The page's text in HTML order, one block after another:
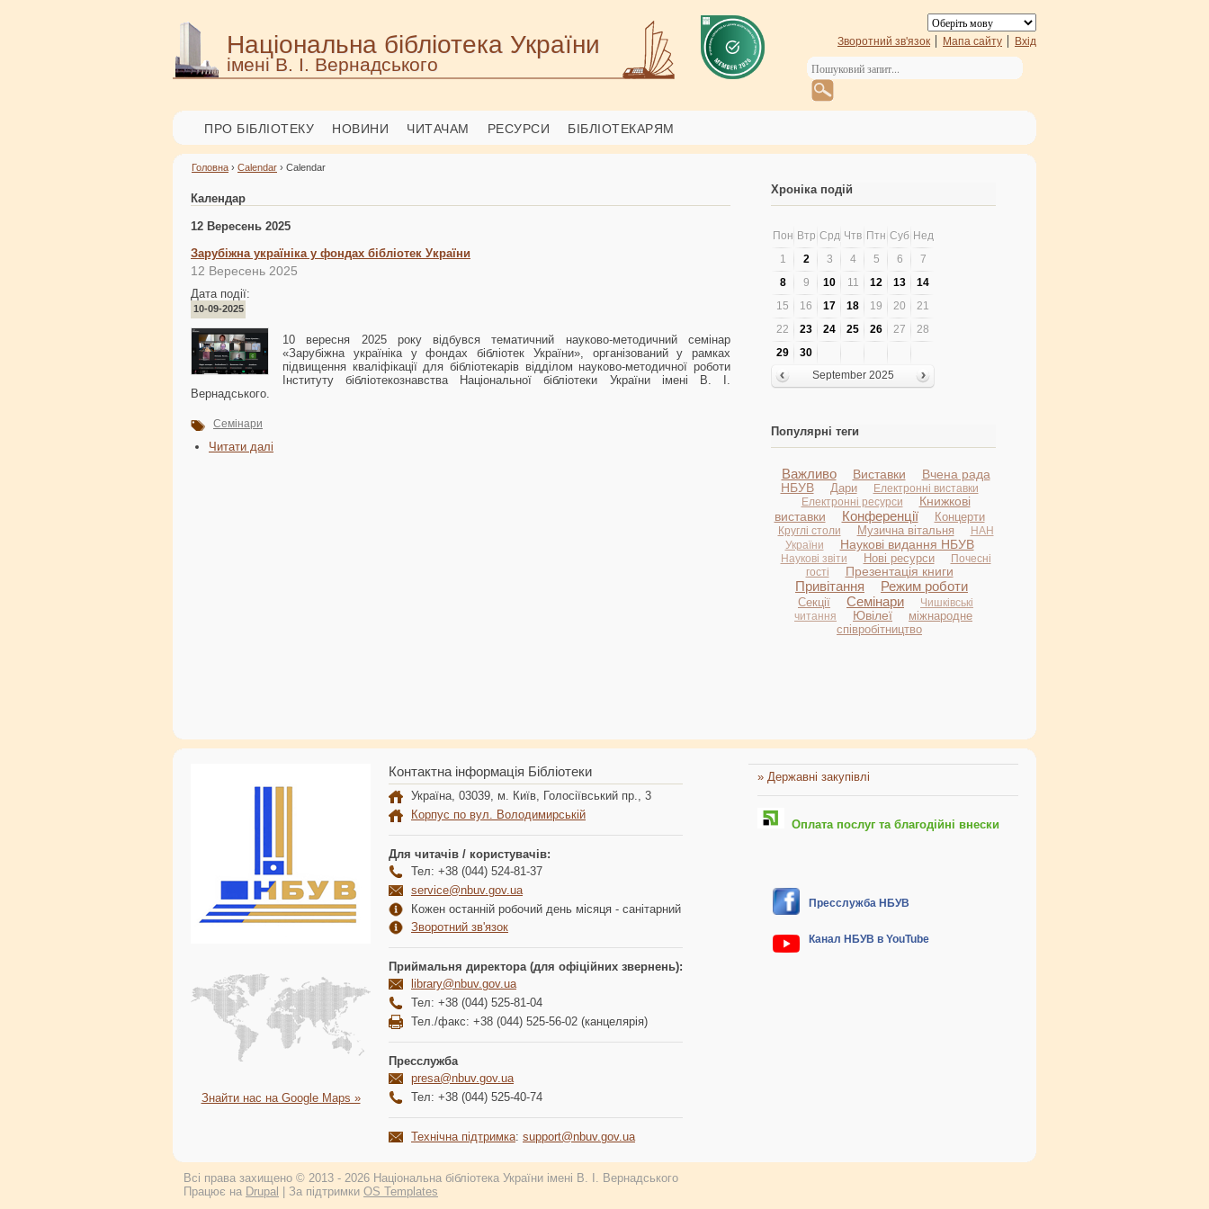
Національна бібліотека України
імені В. І. Вернадського
Зворотний зв'язок Мапа сайту Вхід
ПРО БІБЛІОТЕКУ НОВИНИ ЧИТАЧАМ РЕСУРСИ БІБЛІОТЕКАРЯМ
Головна › Calendar › Calendar
Календар
12 Вересень 2025
Зарубіжна україніка у фондах бібліотек України
12 Вересень 2025
Дата події:
10-09-2025
10 вересня 2025 року відбувся тематичний науково-методичний семінар
«Зарубіжна україніка у фондах бібліотек України», організований у рамках
підвищення кваліфікації для бібліотекарів відділом науково-методичної роботи
Інституту бібліотекознавства Національної бібліотеки України імені В. І.
Вернадського.
Семінари
Читати далі
Хроніка подій
Пон Втр Срд Чтв Птн Суб Нед
1
2 3 4 5 6
7
8
9 10 11 12 13
14
15
16 17 18 19 20
21
22
23 24 25 26 27
28
29
30
September 2025
Популярні теги
Важливо Виставки
Вчена рада
НБУВ
Дари
Електронні виставки
Електронні ресурси
Книжкові
виставки
Конференції Концерти
Круглі столи Музична вітальня
НАН
України
Наукові видання НБУВ
Наукові звіти Нові ресурси
Почесні
гості
Презентація книги
Привітання Режим роботи
Секції Семінари
Чишківські
читання
Ювілеї
міжнародне
співробітництво
Знайти нас на Google Maps »
Контактна інформація Бібліотеки
Україна, 03039, м. Київ, Голосіївський пр., 3
Корпус по вул. Володимирській
Для читачів / користувачів:
Тел: +38 (044) 524-81-37
service@nbuv.gov.ua
Кожен останній робочий день місяця - санітарний
Зворотний зв'язок
Приймальня директора (для офіційних звернень):
library@nbuv.gov.ua
Тел: +38 (044) 525-81-04
Тел./факс: +38 (044) 525-56-02 (канцелярія)
Пресслужба
presa@nbuv.gov.ua
Тел: +38 (044) 525-40-74
Технічна підтримка: support@nbuv.gov.ua
» Державні закупівлі
Оплата послуг та благодійні внески
Пресслужба НБУВ
Канал НБУВ в YouTube
Всі права захищено © 2013 - 2026 Національна бібліотека України імені В. І. Вернадського
Працює на Drupal | За підтримки OS Templates